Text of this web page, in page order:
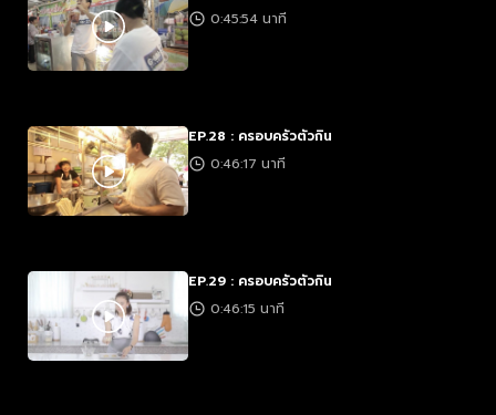
0:45:54 นาที
EP.28 : ครอบครัวตัวกิน
0:46:17 นาที
EP.29 : ครอบครัวตัวกิน
0:46:15 นาที